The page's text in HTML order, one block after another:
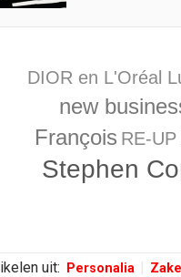
DIOR en L'Oréal
new
François RE-UP
Stephen
uit: Personalia